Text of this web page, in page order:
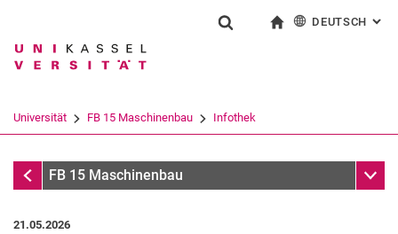
Springe direkt zu: Inhalt
Springe direkt zu: Suche
Springe direkt zu:
Suchbegriff
Suchen (öffnet externen Link in einem
DEUTSCH :
Universität FB 15 Maschinenbau Infothek
InfothekFB 15 Maschinenbau
21.05.2026